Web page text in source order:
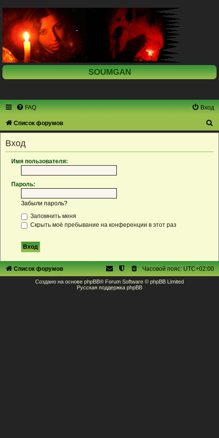
SOUMGAN
FAQ Вход
Список форумов
Вход
Имя пользователя:
Пароль:
Забыли пароль?
Запомнить меня
Скрыть моё пребывание на конференции в этот раз
Список форумов Часовой пояс:UTC+02:00
Создано на основе phpBB® Forum Software © phpBB Limited
Русская поддержка phpBB